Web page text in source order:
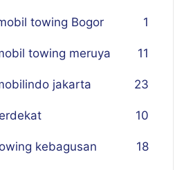
towing Bogor 1
towing meruya 11
jakarta 23
10
kebagusan 18